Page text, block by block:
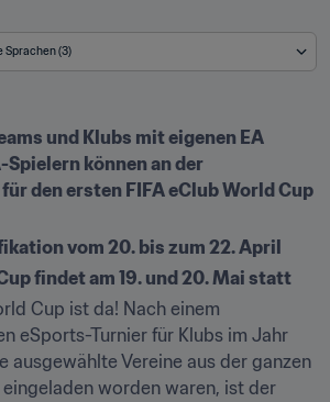
Sprachen (3)
und Klubs mit eigenen EA
Spielern können an der
den ersten FIFA eClub World Cup
vom 20. bis zum 22. April
findet am 19. und 20. Mai statt
Cup ist da! Nach einem
eSports-Turnier für Klubs im Jahr
ausgewählte Vereine aus der ganzen
worden waren, ist der